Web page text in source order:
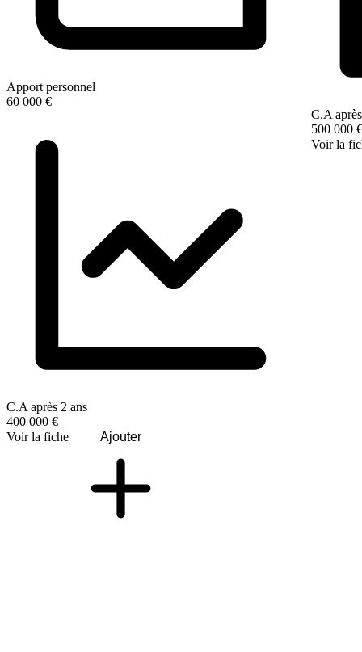
Apport personnel
60 000 €
C.A après 2 ans
400 000 €
Voir la fiche
Ajouter
C.A
500 000 €
Voir la